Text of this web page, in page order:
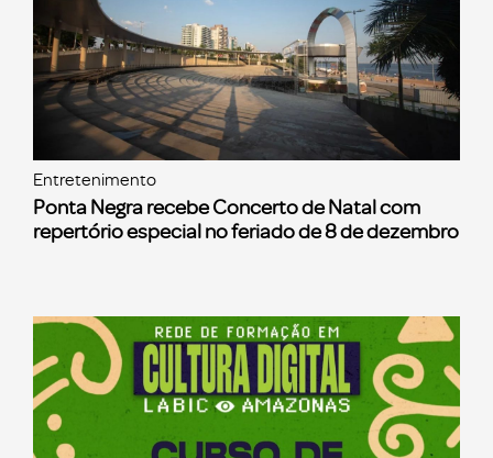
Entretenimento
Ponta Negra recebe Concerto de Natal com
repertório especial no feriado de 8 de dezembro